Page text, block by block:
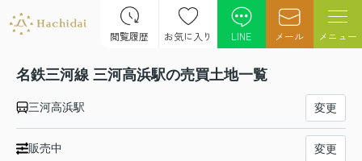
閲覧履歴 お気に入り LINE メール メニュー
名鉄三河線 三河高浜駅の売買土地一覧
三河高浜駅 変更
販売中 変更